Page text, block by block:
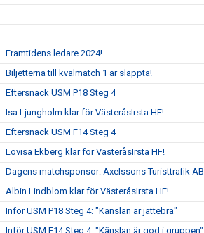
Framtidens ledare 2024!
Biljetterna till kvalmatch 1 är släppta!
Eftersnack USM P18 Steg 4
Isa Ljungholm klar för VästeråsIrsta HF!
Eftersnack USM F14 Steg 4
Lovisa Ekberg klar för VästeråsIrsta HF!
Dagens matchsponsor: Axelssons Turisttrafik AB
Albin Lindblom klar för VästeråsIrsta HF!
Inför USM P18 Steg 4: "Känslan är jättebra"
Inför USM F14 Steg 4: "Känslan är god i gruppen"